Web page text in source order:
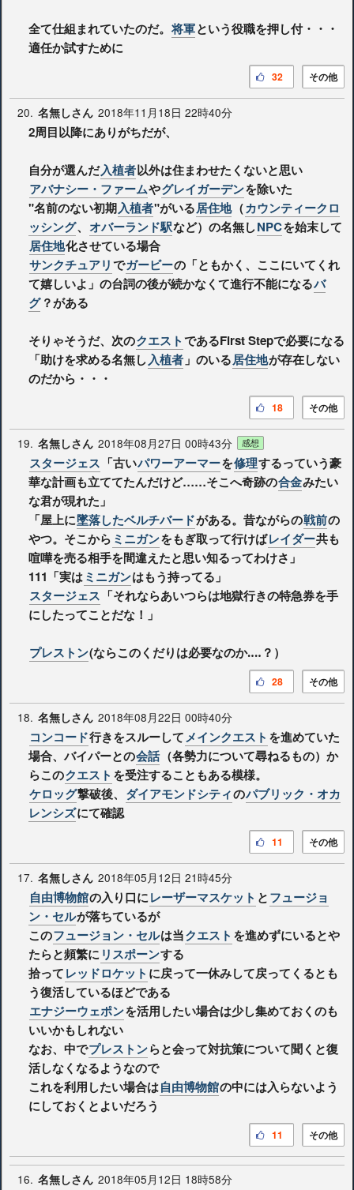
全て仕組まれていたのだ。 将軍という役職を押し付・・・
適任か試すために
その他
32
20. 名無しさん 2018年11月18日 22時40分
2周目以降にありがちだが、
自分が選んだ入植者以外は住まわせたくないと思い
アバナシー・ファームやグレイガーデンを除いた
"名前のない初期入植者"がいる居住地 （カウンティークロ
ッシング、 オバーランド駅など）の名無しNPCを始末して
居住地化させている場合
サンクチュアリでガービーの「ともかく、ここにいてくれ
て嬉しいよ」の台詞の後が続かなくて進行不能になるバ
グ ？がある
そりゃそうだ、次のクエストであるFirst Stepで必要になる
「助けを求める名無し入植者 」のいる居住地が存在しない
のだから・・・
その他
18
19. 名無しさん 2018年08月27日 00時43分 感想
スタージェス 「古いパワーアーマーを修理するっていう豪
華な計画も立ててたんだけど……そこへ奇跡の合金みたい
な君が現れた」
「屋上に墜落したベルチバードがある。昔ながらの戦前の
やつ。そこから ミニガンをもぎ取って行けばレイダー共も
喧嘩を売る相手を間違えたと思い知るってわけさ」
111「実はミニガンはもう持ってる」
スタージェス 「それならあいつらは地獄行きの特急券を手
にしたってことだな！」
プレストン(ならこのくだりは必要なのか‥‥？）
その他
28
18. 名無しさん 2018年08月22日 00時40分
コンコード行きをスルーしてメインクエスト を進めていた
場合、バイパーとの会話 （各勢力について尋ねるもの）か
らこのクエスト を受注することもある模様。
ケロッグ撃破後、 ダイアモンドシティのパブリック・オカ
レンシズにて確認
その他
11
17. 名無しさん 2018年05月12日 21時45分
自由博物館の入り口にレーザーマスケット とフュージョ
ン・セルが落ちているが
このフュージョン・セルは当クエスト を進めずにいるとや
たらと頻繁にリスポーンする
拾ってレッドロケット に戻って一休みして戻ってくるとも
う復活しているほどである
エナジーウェポンを活用したい場合は少し集めておくのも
いいかもしれない
なお、中でプレストンらと会って対抗策について聞くと復
活しなくなるようなので
これを利用したい場合は自由博物館の中には入らないよう
にしておくとよいだろう
その他
11
16. 名無しさん 2018年05月12日 18時58分